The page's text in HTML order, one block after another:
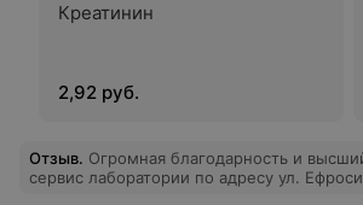
Креатинин
2,92 руб.
Отзыв. Огромная благодарность и
сервис лаборатории по адресу ул.